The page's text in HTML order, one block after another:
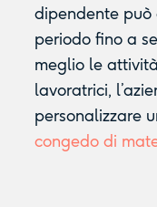
dipendente può
periodo fino a
meglio le
lavoratrici,
personalizzare
congedo di